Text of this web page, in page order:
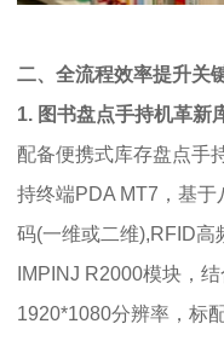
二、全流程效率提升关
1. 图书盘点手持机革新
配备便携式库存盘点手
持终端PDA MT7，基
码(一维或二维),RFID高
IMPINJ R2000模块，
1920*1080分辨率，标